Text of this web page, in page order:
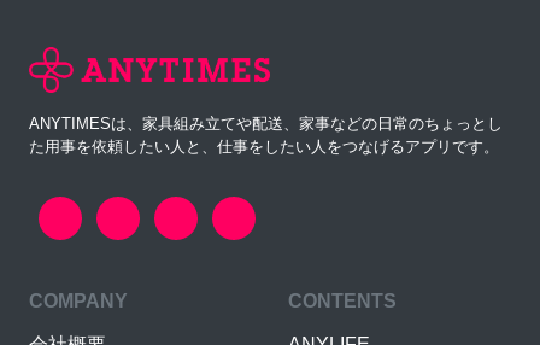
ANYTIMESは、家具組み立てや配送、家事などの日常のちょっとし
た用事を依頼したい人と、仕事をしたい人をつなげるアプリです。
COMPANY CONTENTS